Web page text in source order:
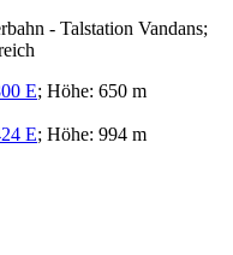
- Talstation Vandans;
E; Höhe: 650 m
E; Höhe: 994 m